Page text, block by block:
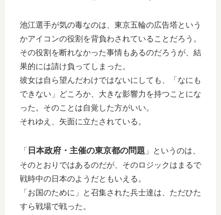
池江選手が気の毒なのは、東京五輪の広告塔という
かアイコンの役割を背負わされていることだろう。
その役割を断れなかった事情もあるのだろうが、結
果的には請け負ってしまった。
彼女は自ら望んだわけではないにしても、「なにも
できない」どころか、大きな影響力を持つことにな
った。そのことは自覚した方がいい。
それゆえ、矢面に立たされている。
「 日本政府・主催の東京都の問題 」というのは、
そのとおりではあるのだが、そのロジックはまるで
戦時中の日本のようだともいえる。
「お国のために」と召集された兵士達は、ただひた
すら戦場で戦った。